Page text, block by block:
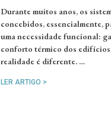
Durante muitos anos, os
concebidos, essencialmente,
uma necessidade funcional:
conforto térmico dos
realidade é diferente. …
LER ARTIGO >